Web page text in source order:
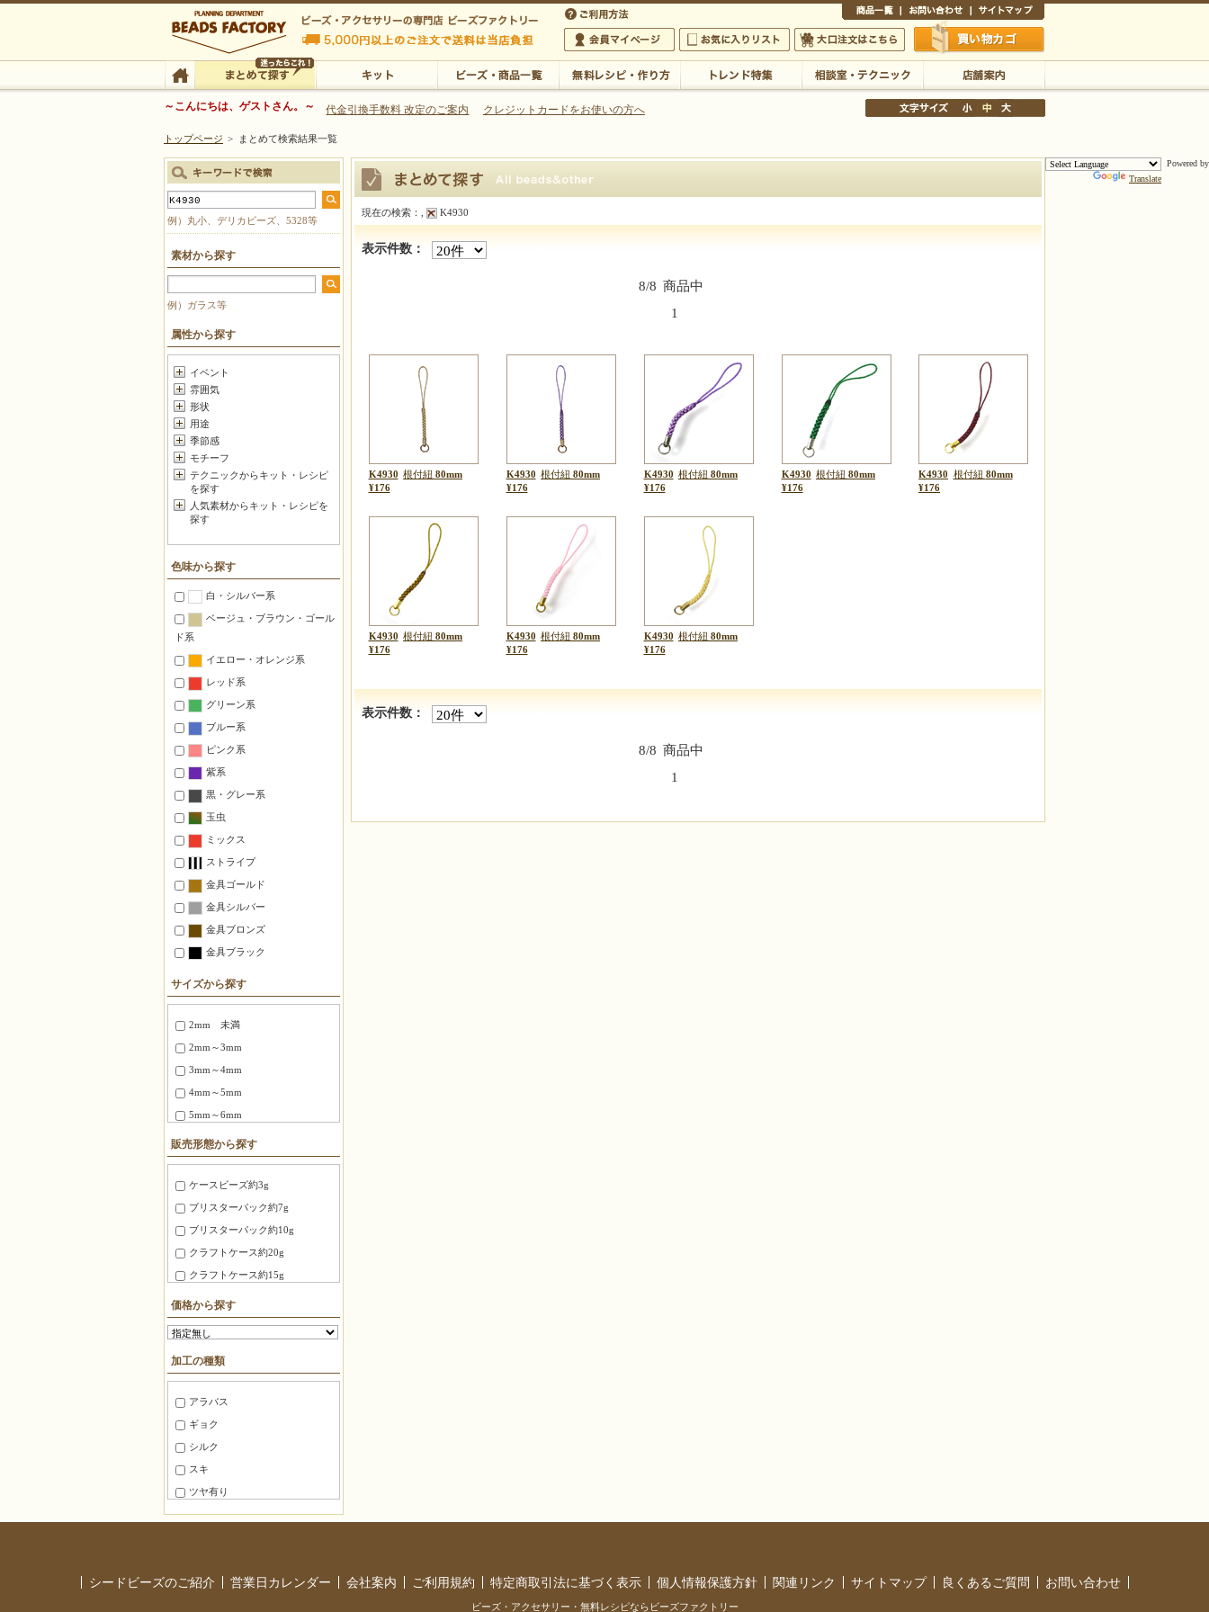
ビーズファクトリー ビーズ・パーツ・金具など・アクセサリーの専門店
ビーズ・アクセサリーの専門店 ビーズファクトリー 5,000円以上のご注文で送料は当店が負担いたします
ビーズ・アクセサリーの専門店 ビーズファクトリー 5,000円以上のご注文で送料は当店が負担いたします
会員マイページ
お気に入りリスト 大口注文はこちら 買い物かご
TOP まとめて探す キット
～こんにちは、ゲストさん。～ 代金引換手数料 改定のご案内 クレジットカードをお使いの方へ
トップページ > まとめて検索結果一覧
まとめて探す
現在の検索： K4930
表示件数：
8/8 商品中
1
K4930 根付紐80mm
¥176
K4930 根付紐80mm
¥176
K4930 根付紐80mm
¥176
K4930 根付紐80mm
¥176
K4930 根付紐 80mm
¥176
K4930 根付紐80mm
¥176
K4930 根付紐80mm
¥176
K4930 根付紐80mm
¥176
表示件数：
8/8 商品中
1
例）丸小、デリカビーズ、5328等
素材から探す
例）ガラス等
属性から探す
イベント
雰囲気
形状
用途
季節感
モチーフ
テクニックからキット・レシピ
を探す
人気素材からキット・レシピを
探す
色味から探す
白・シルバー系
ベージュ・ブラウン・ゴール
ド系
イエロー・オレンジ系
レッド系
グリーン系
ブルー系
ピンク系
紫系
黒・グレー系
玉虫
ミックス
ストライプ
金具ゴールド
金具シルバー
金具ブロンズ
金具ブラック
サイズから探す
2mm 未満
2mm～3mm
3mm～4mm
4mm～5mm
5mm～6mm
6～8mm
1.5X3mm ～ 1.8X6mm
2.0X6 mm ～ 2.5X12mm
2.7X12mm ～ 3.4X20mm
3X3X3mm
4X4X4mm
3.0X20mm ～ 4.0X10mm
10mm～15mm
15mm～20mm
20mm～30mm
30mm～40mm
40mm～50mm
50mm～60mm
60mm～80mm
80mm 以上
販売形態から探す
ケースビーズ約3g
ブリスターパック約7g
ブリスターパック約10g
クラフトケース約20g
クラフトケース約15g
徳用パック約100g
ＢＦパック約7g
糸通しビーズ約75cm
糸通しビーズ約1m
糸通しビーズ約5m
糸通しビーズ約10m
マルケース約3g
角ケース約20g
徳用パック100
バラ
価格から探す
加工の種類
アラバス
ギョク
シルク
スキ
ツヤ有り
ツヤ消し
レインボー
Powered by
Translate
シードビーズのご紹介 営業日カレンダー 会社案内 ご利用規約 特定商取引法に基づく表示 個人情報保護方針 関連リンク サイトマップ 良くあるご質問 お問い合わせ
ビーズ・アクセサリー・無料レシピならビーズファクトリー